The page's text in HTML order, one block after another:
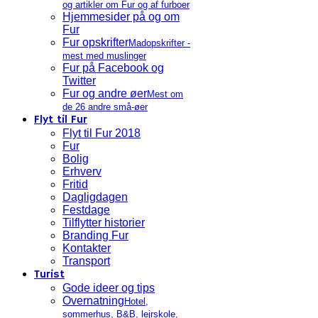
og artikler om Fur og af furboer
Hjemmesider på og om
Fur
Fur opskrifterMadopskrifter -
mest med muslinger
Fur på Facebook og
Twitter
Fur og andre øerMest om
de 26 andre små-øer
Flyt til Fur
Flyt til Fur 2018
Fur
Bolig
Erhverv
Fritid
Dagligdagen
Festdage
Tilflytter historier
Branding Fur
Kontakter
Transport
Turist
Gode ideer og tips
Overnatning Hotel,
sommerhus, B&B, lejrskole,